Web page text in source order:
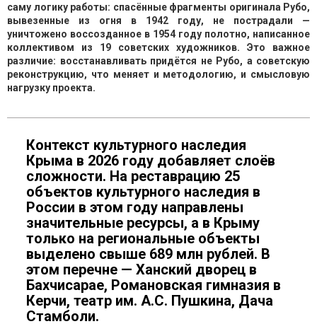
саму логику работы: спасённые фрагменты оригинала Рубо,
вывезенные из огня в 1942 году, не пострадали —
уничтожено воссозданное в 1954 году полотно, написанное
коллективом из 19 советских художников. Это важное
различие: восстанавливать придётся не Рубо, а советскую
реконструкцию, что меняет и методологию, и смысловую
нагрузку проекта.
Контекст культурного наследия
Крыма в 2026 году добавляет слоёв
сложности. На реставрацию 25
объектов культурного наследия в
России в этом году направлены
значительные ресурсы, а в Крыму
только на региональные объекты
выделено свыше 689 млн рублей. В
этом перечне — Ханский дворец в
Бахчисарае, Романовская гимназия в
Керчи, театр им. А.С. Пушкина, Дача
Стамболи.